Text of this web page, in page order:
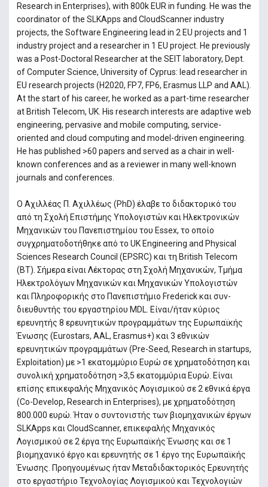
Research in Enterprises), with 800k EUR in funding. He was the
coordinator of the SLKApps and CloudScanner industry
projects, the Software Engineering lead in 2 EU projects and 1
industry project and a researcher in 1 EU project. He previously
was a Post-Doctoral Researcher at the SEIT laboratory, Dept.
of Computer Science, University of Cyprus: lead researcher in
EU research projects (H2020, FP7, FP6, Erasmus LLP and AAL).
At the start of his career, he worked as a part-time researcher
at British Telecom, UK. His research interests are adaptive web
engineering, pervasive and mobile computing, service-
oriented and cloud computing and model-driven engineering.
He has published >60 papers and served as a chair in well-
known conferences and as a reviewer in many well-known
journals and conferences.
Ο Αχιλλέας Π. Αχιλλέως (PhD) έλαβε το διδακτορικό του
από τη Σχολή Επιστήμης Υπολογιστών και Ηλεκτρονικών
Μηχανικών του Πανεπιστημίου του Essex, το οποίο
συγχρηματοδοτήθηκε από το UK Engineering and Physical
Sciences Research Council (EPSRC) και τη British Telecom
(BT). Σήμερα είναι Λέκτορας στη Σχολή Μηχανικών, Τμήμα
Ηλεκτρολόγων Μηχανικών και Μηχανικών Υπολογιστών
και Πληροφορικής στο Πανεπιστήμιο Frederick και συν-
διευθυντής του εργαστηρίου MDL. Είναι/ήταν κύριος
ερευνητής 8 ερευνητικών προγραμμάτων της Ευρωπαϊκής
Ένωσης (Eurostars, AAL, Erasmus+) και 3 εθνικών
ερευνητικών προγραμμάτων (Pre-Seed, Research in startups,
Exploitation) με >1 εκατομμύριο Ευρώ σε χρηματοδότηση και
συνολική χρηματοδότηση >3,5 εκατομμύρια Ευρώ. Είναι
επίσης επικεφαλής Μηχανικός Λογισμικού σε 2 εθνικά έργα
(Co-Develop, Research in Enterprises), με χρηματοδότηση
800.000 ευρώ. Ήταν ο συντονιστής των βιομηχανικών έργων
SLKApps και CloudScanner, επικεφαλής Μηχανικός
Λογισμικού σε 2 έργα της Ευρωπαϊκής Ένωσης και σε 1
βιομηχανικό έργο και ερευνητής σε 1 έργο της Ευρωπαϊκής
Ένωσης. Προηγουμένως ήταν Μεταδιδακτορικός Ερευνητής
στο εργαστήριο Τεχνολογίας Λογισμικού και Τεχνολογιών